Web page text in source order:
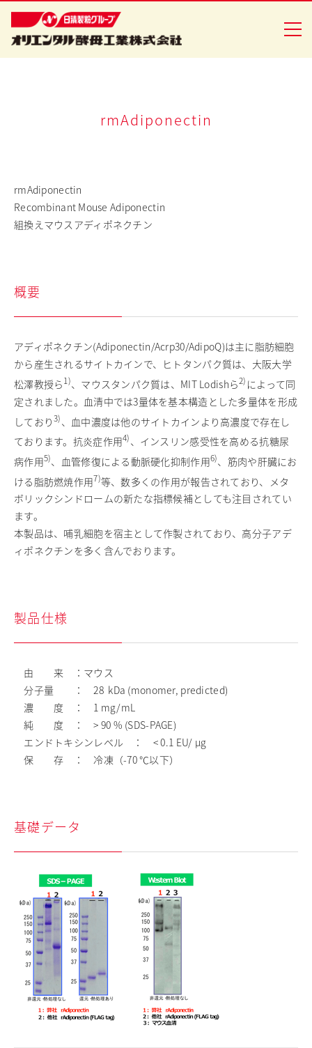
お問い合わせ
日清製粉グループ
健康食品事業
ニュースリリース
rmAdiponectin
rmAdiponectin
Recombinant Mouse Adiponectin
組換えマウスアディポネクチン
概要
アディポネクチン(Adiponectin/Acrp30/AdipoQ)は主に脂肪細胞
から産生されるサイトカインで、ヒトタンパク質は、大阪大学
松澤教授ら1)、マウスタンパク質は、MIT Lodishら2) によって同
定されました。血清中では3量体を基本構造とした多量体を形成
しており3)、血中濃度は他のサイトカインより高濃度で存在し
ております。抗炎症作用4)、インスリン感受性を高める抗糖尿
病作用5)、血管修復による動脈硬化抑制作用6)、筋肉や肝臓にお
ける脂肪燃焼作用7)等、数多くの作用が報告されており、メタ
ボリックシンドロームの新たな指標候補としても注目されてい
ます。
本製品は、哺乳細胞を宿主として作製されており、高分子アデ
ィポネクチンを多く含んでおります。
製品仕様
由 来 ：マウス
分子量 ： 28 kDa (monomer, predicted)
濃 度 ： 1 mg/mL
純 度 ： > 90 % (SDS-PAGE)
エンドトキシンレベル ： < 0.1 EU/ μg
保 存 ： 冷凍（-70 ℃以下）
基礎データ